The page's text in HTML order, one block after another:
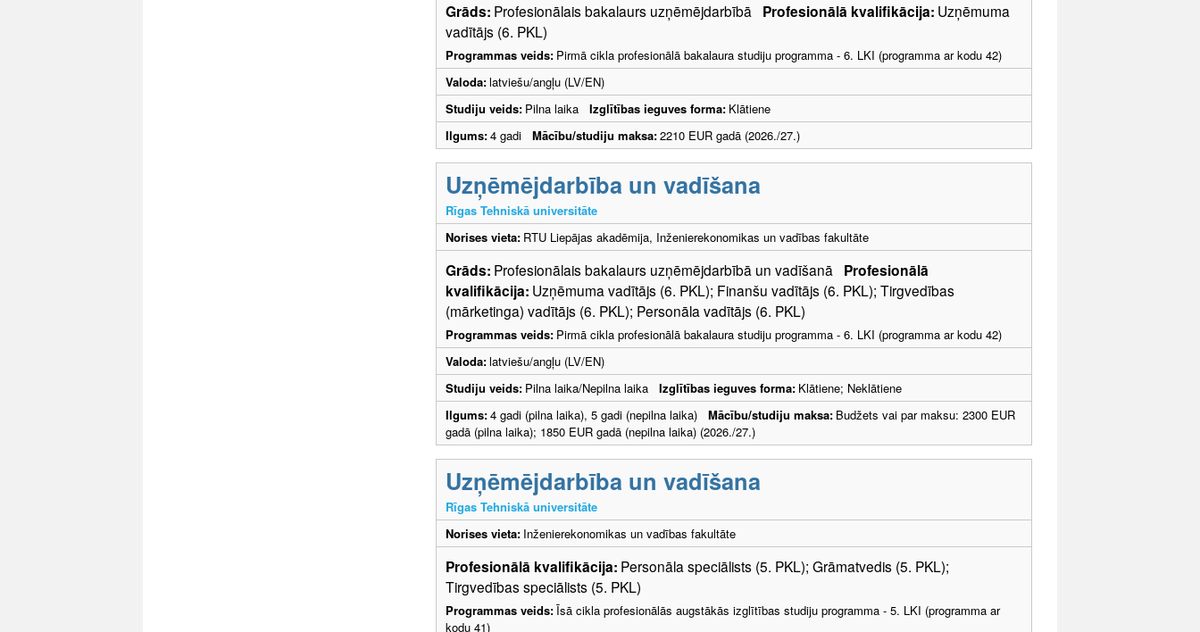
Grāds: Profesionālais bakalaurs uzņēmējdarbībā Profesionālā kvalifikācija: Uzņēmuma
vadītājs (6. PKL)
Programmas veids: Pirmā cikla profesionālā bakalaura studiju programma - 6. LKI (programma ar kodu 42)
Valoda:latviešu/angļu (LV/EN)
Studiju veids: Pilna laika Izglītības ieguves forma: Klātiene
Ilgums:4 gadi Mācību/studiju maksa:2210 EUR gadā (2026./27.)
Uzņēmējdarbība un vadīšana
Rīgas Tehniskā universitāte
Norises vieta: RTU Liepājas akadēmija, Inženierekonomikas un vadības fakultāte
Grāds: Profesionālais bakalaurs uzņēmējdarbībā un vadīšanā Profesionālā
kvalifikācija: Uzņēmuma vadītājs (6. PKL); Finanšu vadītājs (6. PKL); Tirgvedības
(mārketinga) vadītājs (6. PKL); Personāla vadītājs (6. PKL)
Programmas veids: Pirmā cikla profesionālā bakalaura studiju programma - 6. LKI (programma ar kodu 42)
Valoda:latviešu/angļu (LV/EN)
Studiju veids: Pilna laika/Nepilna laika Izglītības ieguves forma: Klātiene; Neklātiene
Ilgums:4 gadi (pilna laika), 5 gadi (nepilna laika) Mācību/studiju maksa: Budžets vai par maksu: 2300 EUR
gadā (pilna laika); 1850 EUR gadā (nepilna laika) (2026./27.)
Uzņēmējdarbība un vadīšana
Rīgas Tehniskā universitāte
Norises vieta: Inženierekonomikas un vadības fakultāte
Profesionālā kvalifikācija: Personāla speciālists (5. PKL); Grāmatvedis (5. PKL);
Tirgvedības speciālists (5. PKL)
Programmas veids:Īsā cikla profesionālās augstākās izglītības studiju programma - 5. LKI (programma ar
kodu 41)